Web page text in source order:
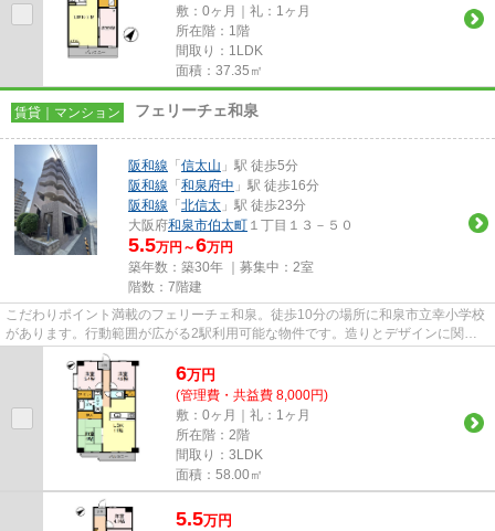
敷：0ヶ月｜礼：1ヶ月
所在階：1階
間取り：1LDK
面積：37.35㎡
賃貸｜マンション フェリーチェ和泉
阪和線 「 信太山 」駅 徒歩5分
阪和線 「 和泉府中 」駅 徒歩16分
阪和線 「 北信太 」駅 徒歩23分
大阪府和泉市伯太町 １丁目１３－５０
5.5万円～6万円
築年数：築30年 ｜募集中： 2室
階数：7階建
こだわりポイント満載のフェリーチェ和泉。徒歩10分の場所に和泉市立幸小学校
があります。行動範囲が広がる2駅利用可能な物件です。造りとデザインに関し
て、自信をもって情報を提供で...
6万円
(管理費・共益費 8,000円)
敷：0ヶ月｜礼：1ヶ月
所在階：2階
間取り：3LDK
面積：58.00㎡
5.5万円